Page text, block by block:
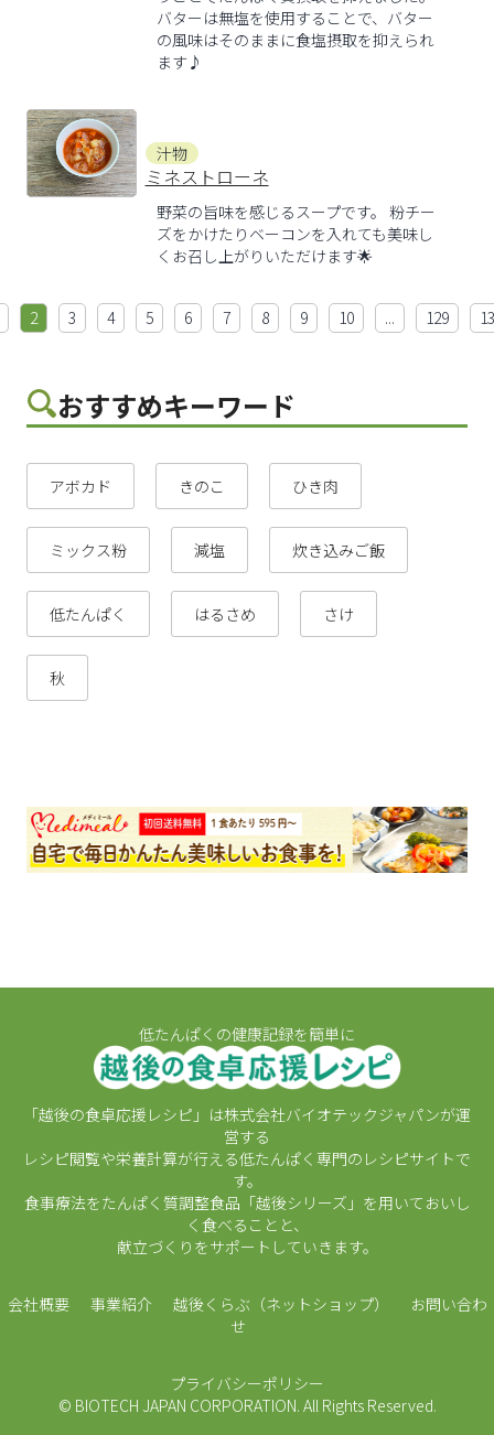
バターは無塩を使用することで、バター
の風味はそのままに食塩摂取を抑えられ
ます♪
汁物
ミネストローネ
野菜の旨味を感じるスープです。 粉チー
ズをかけたりベーコンを入れても美味し
くお召し上がりいただけます🌟
2 3 4 5 6 7 8 9 10 ... 129
おすすめキーワード
アボカド きのこ ひき肉
ミックス粉 減塩 炊き込みご飯
低たんぱく はるさめ さけ
秋
低たんぱくの健康記録を簡単に
「越後の食卓応援レシピ」は株式会社バイオテックジャパンが運
営する
レシピ閲覧や栄養計算が行える低たんぱく専門のレシピサイトで
す。
食事療法をたんぱく質調整食品「越後シリーズ」を用いておいし
く食べることと、
献立づくりをサポートしていきます。
会社概要 事業紹介 越後くらぶ（ネットショップ）
お問い合わ
せ
プライバシーポリシー
© BIOTECH JAPAN CORPORATION. All Rights Reserved.